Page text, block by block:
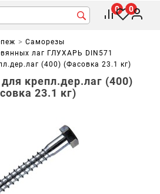
0 0
Саморезы
лаг ГЛУХАРЬ DIN571
(400) (Фасовка 23.1 кг)
крепл.дер.лаг (400)
23.1 кг)